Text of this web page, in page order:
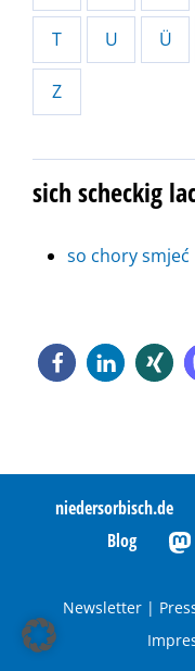
T U Ü
Z
sich scheckig
so chory smjeć
niedersorbisch.de
Blog
Newsletter |